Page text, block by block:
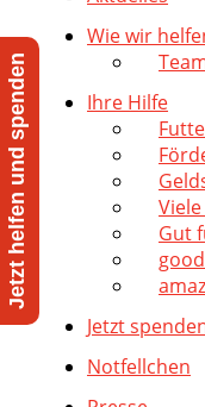
Wie wir
Ihre Hilfe
Gut
Jetzt
Notfellchen
Jetzt helfen und spenden